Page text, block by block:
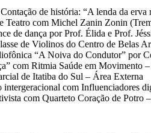
de história: “A lenda da
Teatro com Michel Zanin Zonin
de dança por Prof. Élida e Prof.
de Violinos do Centro de Belas
“A Noiva do Condutor” por
com Ritmia Saúde em Movimento –
de Itatiba do Sul – Área Externa
intergeracional com Influenciadores
com Quarteto Coração de Potro